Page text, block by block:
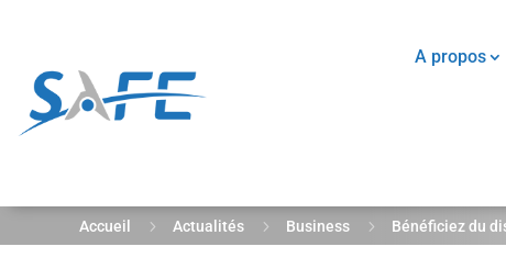
A propos
Accueil 5 Actualités 5 Business 5 Bénéficiez du